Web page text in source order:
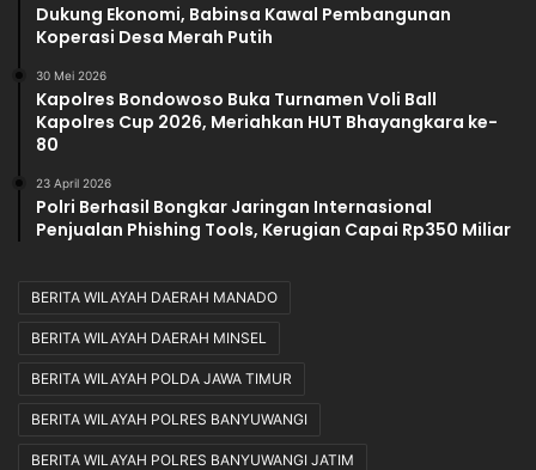
Dukung Ekonomi, Babinsa Kawal Pembangunan
Koperasi Desa Merah Putih
30 Mei 2026
Kapolres Bondowoso Buka Turnamen Voli Ball
Kapolres Cup 2026, Meriahkan HUT Bhayangkara ke-
80
23 April 2026
Polri Berhasil Bongkar Jaringan Internasional
Penjualan Phishing Tools, Kerugian Capai Rp350 Miliar
BERITA WILAYAH DAERAH MANADO
BERITA WILAYAH DAERAH MINSEL
BERITA WILAYAH POLDA JAWA TIMUR
BERITA WILAYAH POLRES BANYUWANGI
BERITA WILAYAH POLRES BANYUWANGI JATIM